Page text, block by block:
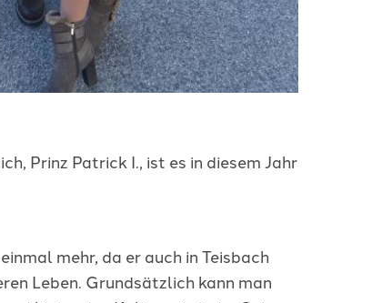
Prinz Patrick I., ist es in diesem Jahr
mehr, da er auch in Teisbach
Leben. Grundsätzlich kann man